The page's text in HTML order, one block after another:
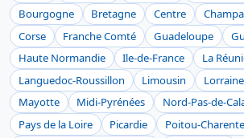
Bourgogne
Bretagne Centre
Corse
Franche Comté Guadeloupe
Haute Normandie
Ile-de-France
La
Languedoc-Roussillon
Limousin Lorraine
Mayotte
Midi-Pyrénées
Nord-Pas-de-
Pays de la Loire
Picardie
Poitou-Charente